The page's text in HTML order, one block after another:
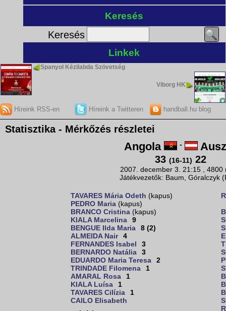
Keresés
Keresés
Linkek
Spanyol Kézilabda Szövetség
Viborg HK
Híreink RSS-en Híreink a Twitteren handball.hu blog
Statisztika - Mérkőzés részletei
Angola -
33 (16-11) 22
2007. december 3. 21:15 , 4800
Játékvezetők: Baum, Góralczyk
TAVARES Mária Odeth (kapus)
PEDRO Maria (kapus)
BRANCO Cristina (kapus)
KIALA Marcelina
9
BENGUE Ilda Maria
8 (2)
ALMEIDA Nair
4
FERNANDES Isabel
3
BERNARDO Natália
3
EDUARDO Maria Teresa
2
TRINDADE Filomena
1
AMARAL Rosa
1
KIALA Luísa
1
TAVARES Cilízia
1
CAILO Elisabeth